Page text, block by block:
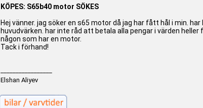
KÖPES: S65b40 motor SÖKES
Hej vänner. jag söker en s65 motor då jag har fått hål i min.
huvudvärken. har inte råd att betala alla pengar i värden
någon som har en motor.
Tack i förhand!
Elshan Aliyev